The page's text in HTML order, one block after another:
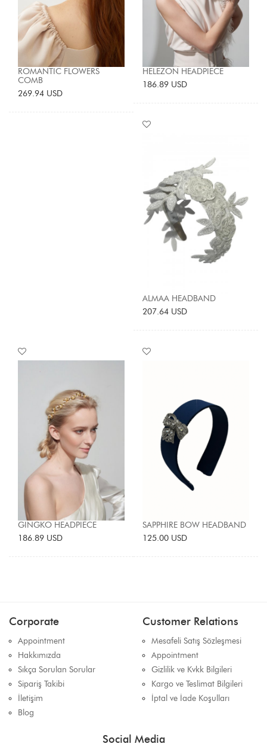
ROMANTIC FLOWERS
COMB
269.94 USD
HELEZON HEADPIECE
186.89 USD
ALMAA HEADBAND
207.64 USD
GINGKO HEADPIECE
186.89 USD
SAPPHIRE BOW HEADBAND
125.00 USD
Corporate
Appointment
Hakkımızda
Sıkça Sorulan Sorular
Sipariş Takibi
İletişim
Blog
Customer Relations
Mesafeli Satış Sözleşmesi
Appointment
Gizlilik ve Kvkk Bilgileri
Kargo ve Teslimat Bilgileri
İptal ve İade Koşulları
Social Media